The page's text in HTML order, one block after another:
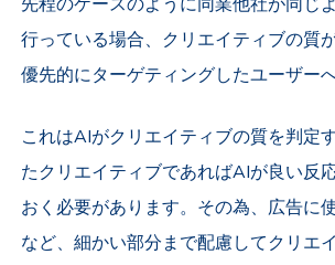
行っている場合、クリエイティブの質
優先的にターゲティングしたユーザー
これはAIがクリエイティブの質を判定
たクリエイティブであればAIが良い反
おく必要があります。その為、広告に
など、細かい部分まで配慮してクリエ